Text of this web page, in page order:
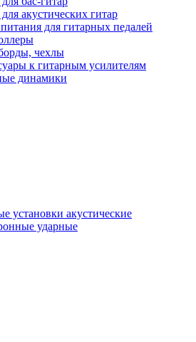
акустических гитар
для гитарных педалей
чехлы
к гитарным усилителям
динамики
установки акустические
ударные